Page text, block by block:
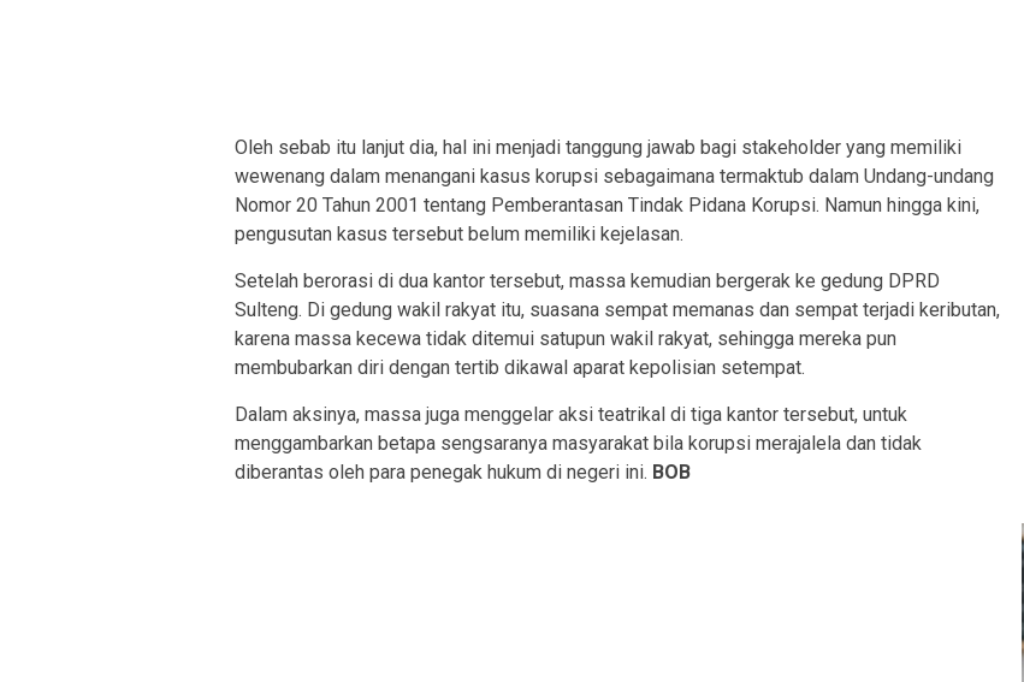
Oleh sebab itu lanjut dia, hal ini menjadi tanggung jawab bagi stakeholder yang memiliki
wewenang dalam menangani kasus korupsi sebagaimana termaktub dalam Undang-undang
Nomor 20 Tahun 2001 tentang Pemberantasan Tindak Pidana Korupsi. Namun hingga kini,
pengusutan kasus tersebut belum memiliki kejelasan.
Setelah berorasi di dua kantor tersebut, massa kemudian bergerak ke gedung DPRD
Sulteng. Di gedung wakil rakyat itu, suasana sempat memanas dan sempat terjadi keributan,
karena massa kecewa tidak ditemui satupun wakil rakyat, sehingga mereka pun
membubarkan diri dengan tertib dikawal aparat kepolisian setempat.
Dalam aksinya, massa juga menggelar aksi teatrikal di tiga kantor tersebut, untuk
menggambarkan betapa sengsaranya masyarakat bila korupsi merajalela dan tidak
diberantas oleh para penegak hukum di negeri ini. BOB